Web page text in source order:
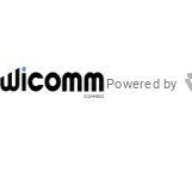
Powered by